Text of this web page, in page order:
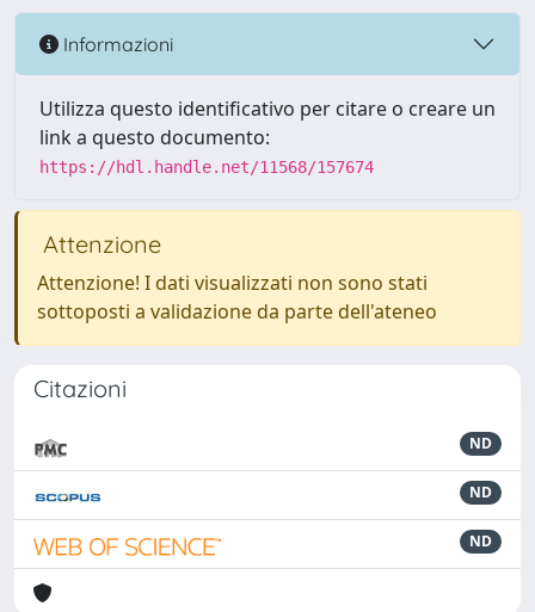
Informazioni
Utilizza questo identificativo per citare o creare un
link a questo documento:
https://hdl.handle.net/11568/157674
Attenzione
Attenzione! I dati visualizzati non sono stati
sottoposti a validazione da parte dell'ateneo
Citazioni
ND
ND
ND